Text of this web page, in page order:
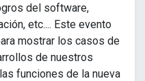
del software,
etc.... Este evento
mostrar los casos de
de nuestros
funciones de la nueva